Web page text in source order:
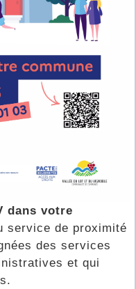
dans votre
service de proximité
des services
et qui